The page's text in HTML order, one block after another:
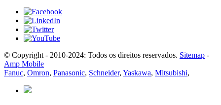
© Copyright - 2010-2024: Todos os direitos reservados. Sitemap -
Amp Mobile
Fanuc, Omron, Panasonic, Schneider, Yaskawa, Mitsubishi,